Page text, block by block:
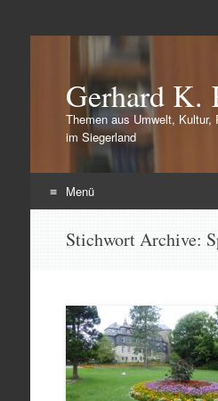
Gerhard K.
Themen aus Umwelt,
im Siegerland
Menü
Stichwort Archive: